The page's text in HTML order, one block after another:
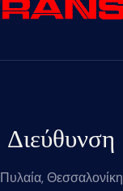
Διεύθυνση
Πυλαία, Θεσσαλονίκη